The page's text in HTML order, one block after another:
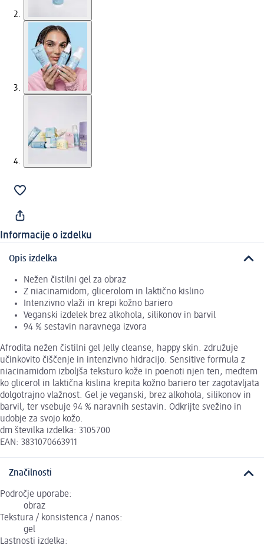
Informacije o izdelku
Opis izdelka
Nežen čistilni gel za obraz
Z niacinamidom, glicerolom in laktično kislino
Intenzivno vlaži in krepi kožno bariero
Veganski izdelek brez alkohola, silikonov in barvil
94 % sestavin naravnega izvora
Afrodita nežen čistilni gel Jelly cleanse, happy skin. združuje
učinkovito čiščenje in intenzivno hidracijo. Sensitive formula z
niacinamidom izboljša teksturo kože in poenoti njen ten, medtem
ko glicerol in laktična kislina krepita kožno bariero ter zagotavljata
dolgotrajno vlažnost. Gel je veganski, brez alkohola, silikonov in
barvil, ter vsebuje 94 % naravnih sestavin. Odkrijte svežino in
udobje za svojo kožo.
dm številka izdelka: 3105700
EAN: 3831070663911
Značilnosti
Področje uporabe:
obraz
Tekstura / konsistenca / nanos:
gel
Lastnosti izdelka: